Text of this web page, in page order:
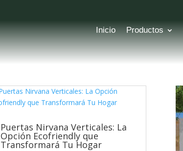
Inicio Productos
Puertas Nirvana Verticales: La
Opción Ecofriendly que
Transformará Tu Hogar